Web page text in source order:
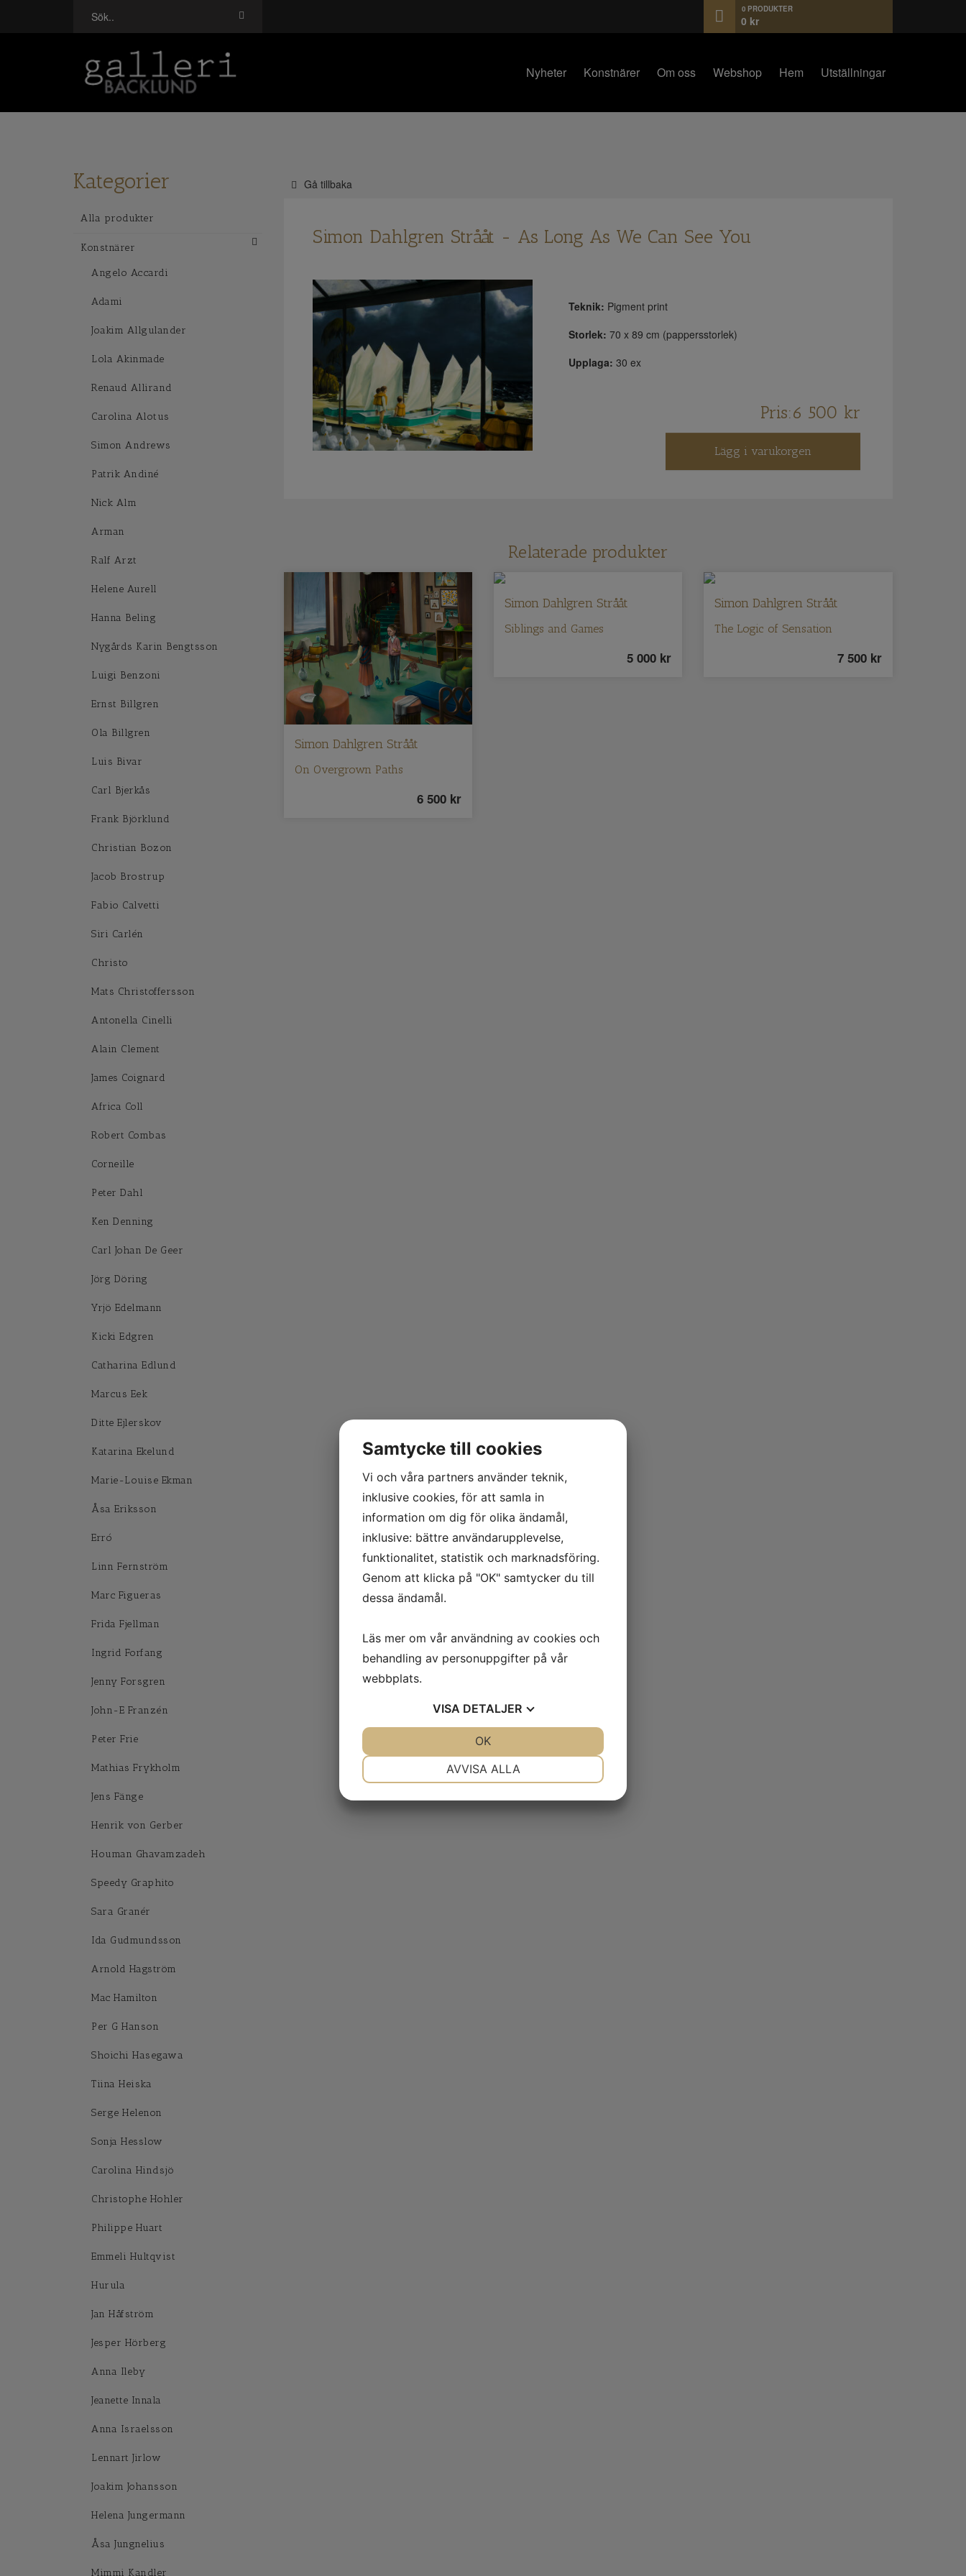
0 PRODUKTER
0 kr
Nyheter Konstnärer Om oss Webshop Hem Utställningar
Kategorier
Alla produkter
Konstnärer
Angelo Accardi
Adami
Joakim Allgulander
Lola Akinmade
Renaud Allirand
Carolina Alotus
Simon Andrews
Patrik Andiné
Nick Alm
Arman
Ralf Arzt
Helene Aurell
Hanna Beling
Nygårds Karin Bengtsson
Luigi Benzoni
Ernst Billgren
Ola Billgren
Luis Bivar
Carl Bjerkås
Frank Björklund
Christian Bozon
Jacob Brostrup
Fabio Calvetti
Siri Carlén
Christo
Mats Christoffersson
Antonella Cinelli
Alain Clement
James Coignard
Africa Coll
Robert Combas
Corneille
Peter Dahl
Ken Denning
Carl Johan De Geer
Jörg Döring
Yrjö Edelmann
Kicki Edgren
Catharina Edlund
Marcus Eek
Ditte Ejlerskov
Katarina Ekelund
Marie-Louise Ekman
Åsa Eriksson
Erró
Linn Fernström
Marc Figueras
Frida Fjellman
Ingrid Forfang
Jenny Forsgren
John-E Franzén
Peter Frie
Mathias Frykholm
Jens Fänge
Henrik von Gerber
Houman Ghavamzadeh
Speedy Graphito
Sara Granér
Ida Gudmundsson
Arnold Hagström
Mac Hamilton
Per G Hanson
Shoichi Hasegawa
Tiina Heiska
Serge Helenon
Sonja Hesslow
Carolina Hindsjö
Christophe Hohler
Philippe Huart
Emmeli Hultqvist
Hurula
Jan Håfström
Jesper Hörberg
Anna Ileby
Jeanette Innala
Anna Israelsson
Lennart Jirlow
Joakim Johansson
Helena Jungermann
Åsa Jungnelius
Mimmi Kandler
Gå tillbaka
Simon Dahlgren Strååt - As Long As We Can See You
Teknik: Pigment print
Storlek: 70 x 89 cm (pappersstorlek)
Upplaga: 30 ex
Pris:6 500 kr
Lägg i varukorgen
Relaterade produkter
Simon Dahlgren Strååt
On Overgrown Paths
6 500kr
Simon Dahlgren Strååt
Siblings and Games
5 000 kr
Simon Dahlgren Strååt
The Logic of Sensation
7 500kr
Samtycke till cookies
Vi och våra partners använder teknik,
inklusive cookies, för att samla in
information om dig för olika ändamål,
inklusive: bättre användarupplevelse,
funktionalitet, statistik och marknadsföring.
Genom att klicka på "OK" samtycker du till
dessa ändamål.
Läs mer om vår användning av cookies och
behandling av personuppgifter på vår
webbplats.
VISA DETALJER
AVVISA ALLA
OK